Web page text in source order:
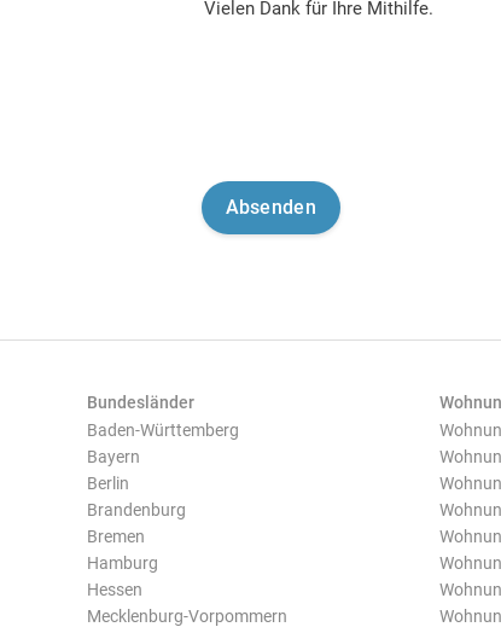
Vielen Dank für Ihre Mithilfe.
Bundesländer
Baden-Württemberg
Bayern
Berlin
Brandenburg
Bremen
Hamburg
Hessen
Mecklenburg-Vorpommern